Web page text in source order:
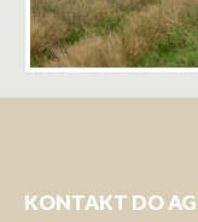
KONTAKT DO